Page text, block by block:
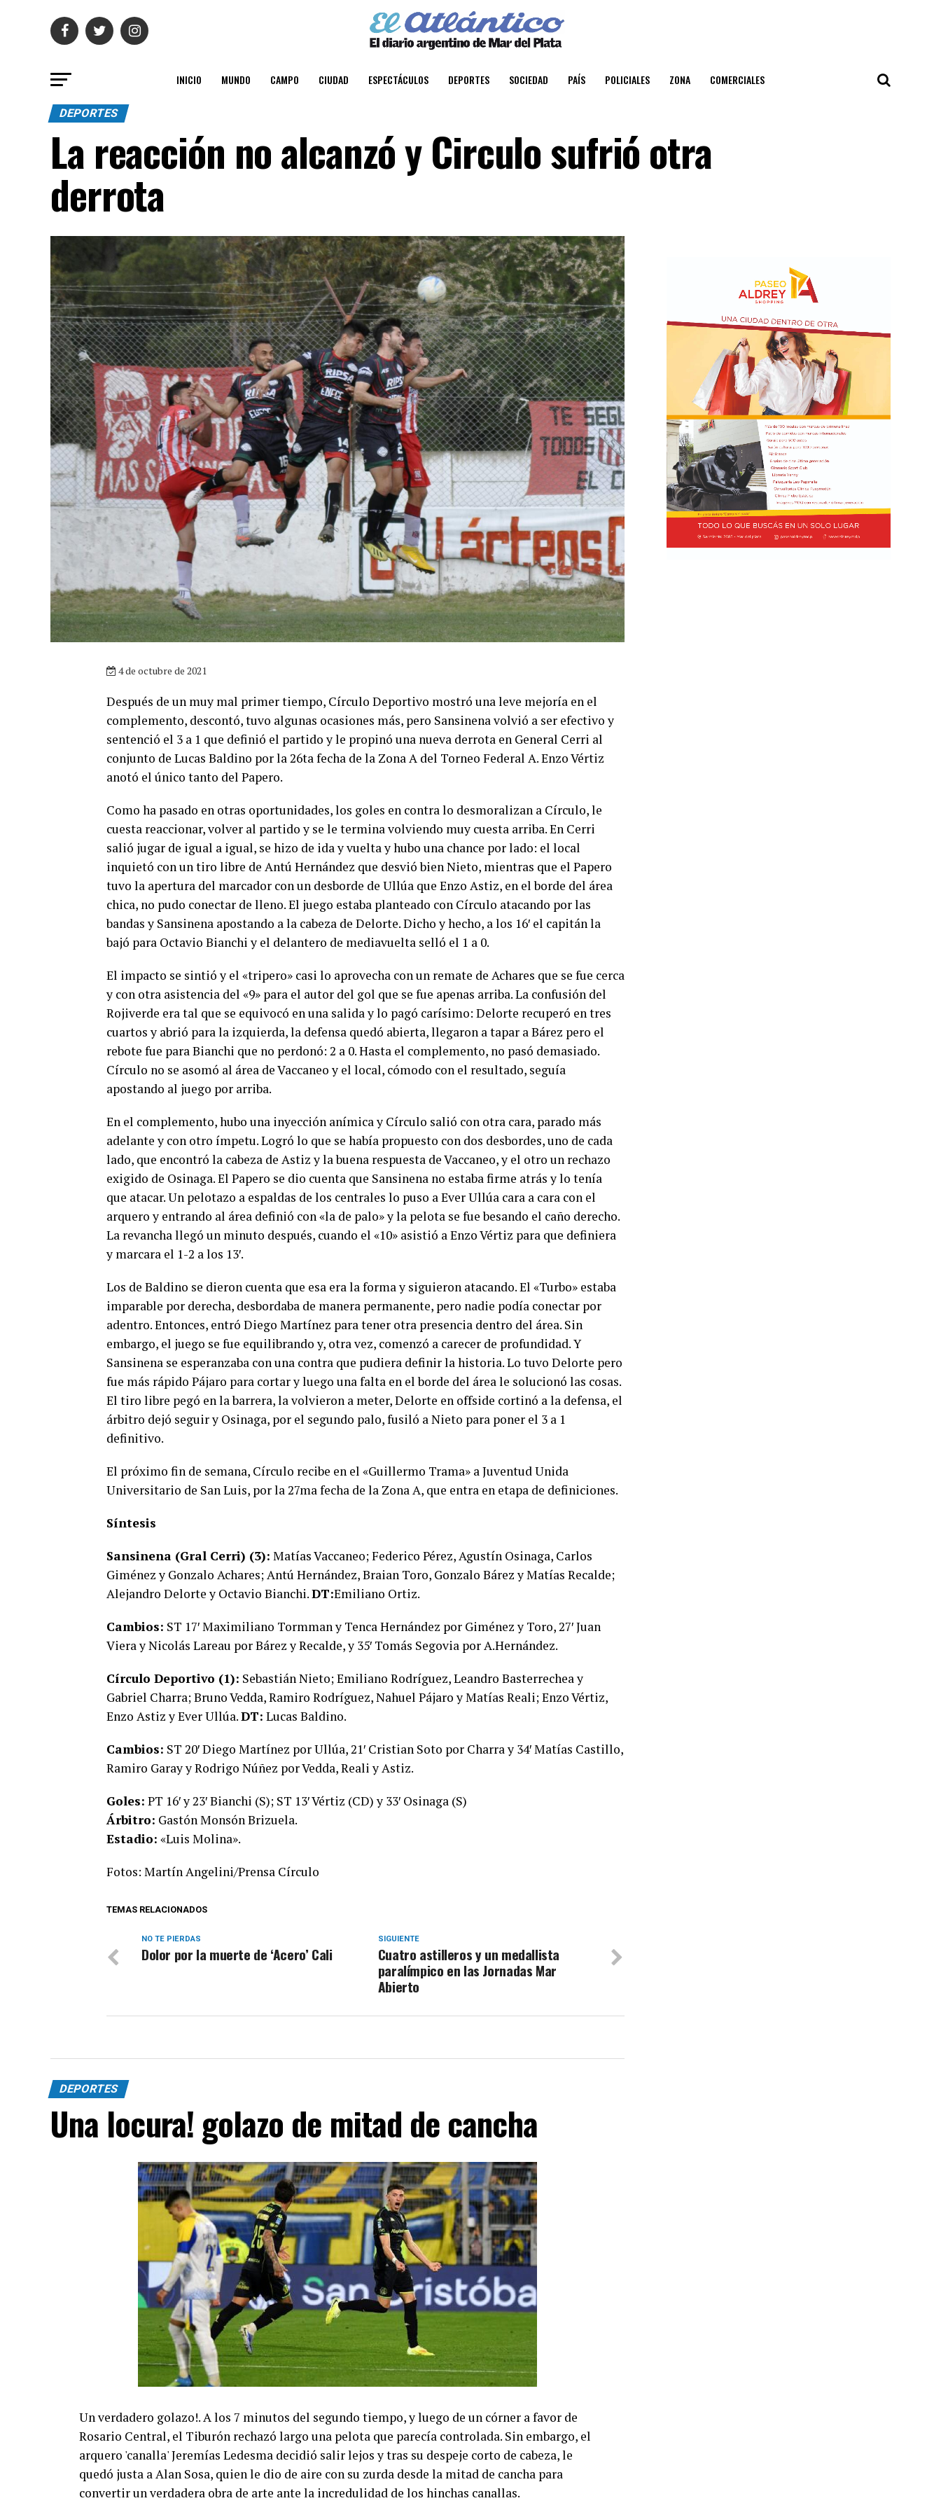
INICIO MUNDO CAMPO CIUDAD ESPECTÁCULOS DEPORTES SOCIEDAD PAÍS POLICIALES ZONA COMERCIALES
DEPORTES
La reacción no alcanzó y Circulo sufrió otra
derrota
4 de octubre de 2021
Después de un muy mal primer tiempo, Círculo Deportivo mostró una leve mejoría en el
complemento, descontó, tuvo algunas ocasiones más, pero Sansinena volvió a ser efectivo y
sentenció el 3 a 1 que definió el partido y le propinó una nueva derrota en General Cerri al
conjunto de Lucas Baldino por la 26ta fecha de la Zona A del Torneo Federal A. Enzo Vértiz
anotó el único tanto del Papero.
Como ha pasado en otras oportunidades, los goles en contra lo desmoralizan a Círculo, le
cuesta reaccionar, volver al partido y se le termina volviendo muy cuesta arriba. En Cerri
salió jugar de igual a igual, se hizo de ida y vuelta y hubo una chance por lado: el local
inquietó con un tiro libre de Antú Hernández que desvió bien Nieto, mientras que el Papero
tuvo la apertura del marcador con un desborde de Ullúa que Enzo Astiz, en el borde del área
chica, no pudo conectar de lleno. El juego estaba planteado con Círculo atacando por las
bandas y Sansinena apostando a la cabeza de Delorte. Dicho y hecho, a los 16′ el capitán la
bajó para Octavio Bianchi y el delantero de mediavuelta selló el 1 a 0.
El impacto se sintió y el «tripero» casi lo aprovecha con un remate de Achares que se fue cerca
y con otra asistencia del «9» para el autor del gol que se fue apenas arriba. La confusión del
Rojiverde era tal que se equivocó en una salida y lo pagó carísimo: Delorte recuperó en tres
cuartos y abrió para la izquierda, la defensa quedó abierta, llegaron a tapar a Bárez pero el
rebote fue para Bianchi que no perdonó: 2 a 0. Hasta el complemento, no pasó demasiado.
Círculo no se asomó al área de Vaccaneo y el local, cómodo con el resultado, seguía
apostando al juego por arriba.
En el complemento, hubo una inyección anímica y Círculo salió con otra cara, parado más
adelante y con otro ímpetu. Logró lo que se había propuesto con dos desbordes, uno de cada
lado, que encontró la cabeza de Astiz y la buena respuesta de Vaccaneo, y el otro un rechazo
exigido de Osinaga. El Papero se dio cuenta que Sansinena no estaba firme atrás y lo tenía
que atacar. Un pelotazo a espaldas de los centrales lo puso a Ever Ullúa cara a cara con el
arquero y entrando al área definió con «la de palo» y la pelota se fue besando el caño derecho.
La revancha llegó un minuto después, cuando el «10» asistió a Enzo Vértiz para que definiera
y marcara el 1-2 a los 13′.
Los de Baldino se dieron cuenta que esa era la forma y siguieron atacando. El «Turbo» estaba
imparable por derecha, desbordaba de manera permanente, pero nadie podía conectar por
adentro. Entonces, entró Diego Martínez para tener otra presencia dentro del área. Sin
embargo, el juego se fue equilibrando y, otra vez, comenzó a carecer de profundidad. Y
Sansinena se esperanzaba con una contra que pudiera definir la historia. Lo tuvo Delorte pero
fue más rápido Pájaro para cortar y luego una falta en el borde del área le solucionó las cosas.
El tiro libre pegó en la barrera, la volvieron a meter, Delorte en offside cortinó a la defensa, el
árbitro dejó seguir y Osinaga, por el segundo palo, fusiló a Nieto para poner el 3 a 1
definitivo.
El próximo fin de semana, Círculo recibe en el «Guillermo Trama» a Juventud Unida
Universitario de San Luis, por la 27ma fecha de la Zona A, que entra en etapa de definiciones.
Síntesis
Sansinena (Gral Cerri) (3): Matías Vaccaneo; Federico Pérez, Agustín Osinaga, Carlos
Giménez y Gonzalo Achares; Antú Hernández, Braian Toro, Gonzalo Bárez y Matías Recalde;
Alejandro Delorte y Octavio Bianchi.DT:Emiliano Ortiz.
Cambios: ST 17′ Maximiliano Tormman y Tenca Hernández por Giménez y Toro, 27′ Juan
Viera y Nicolás Lareau por Bárez y Recalde, y 35′ Tomás Segovia por A.Hernández.
Círculo Deportivo (1): Sebastián Nieto; Emiliano Rodríguez, Leandro Basterrechea y
Gabriel Charra; Bruno Vedda, Ramiro Rodríguez, Nahuel Pájaro y Matías Reali; Enzo Vértiz,
Enzo Astiz y Ever Ullúa.DT: Lucas Baldino.
Cambios: ST 20′ Diego Martínez por Ullúa, 21′ Cristian Soto por Charra y 34′ Matías Castillo,
Ramiro Garay y Rodrigo Núñez por Vedda, Reali y Astiz.
Goles: PT 16′ y 23′ Bianchi (S); ST 13′ Vértiz (CD) y 33′ Osinaga (S)
Árbitro: Gastón Monsón Brizuela.
Estadio: «Luis Molina».
Fotos: Martín Angelini/Prensa Círculo
TEMAS RELACIONADOS
SIGUIENTE
Cuatro astilleros y un medallista
paralímpico en las Jornadas Mar
Abierto
NO TE PIERDAS
Dolor por la muerte de ‘Acero’ Cali
DEPORTES
Una locura! golazo de mitad de cancha
Un verdadero golazo!. A los 7 minutos del segundo tiempo, y luego de un córner a favor de
Rosario Central, el Tiburón rechazó largo una pelota que parecía controlada. Sin embargo, el
arquero 'canalla' Jeremías Ledesma decidió salir lejos y tras su despeje corto de cabeza, le
quedó justa a Alan Sosa, quien le dio de aire con su zurda desde la mitad de cancha para
convertir un verdadera obra de arte ante la incredulidad de los hinchas canallas.